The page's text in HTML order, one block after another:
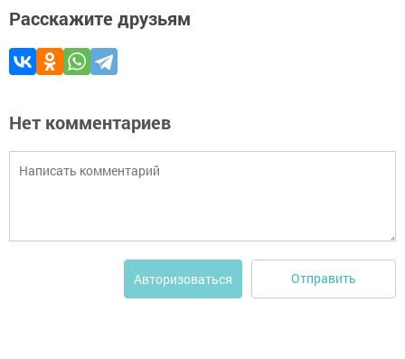
Расскажите друзьям
Нет комментариев
Авторизоваться Отправить